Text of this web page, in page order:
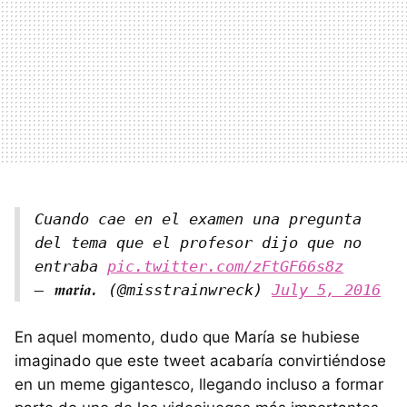
Cuando cae en el examen una pregunta
del tema que el profesor dijo que no
entraba pic.twitter.com/zFtGF66s8z
— 𝖒𝖆𝖗𝖎𝖆. (@misstrainwreck) July 5, 2016
En aquel momento, dudo que María se hubiese
imaginado que este tweet acabaría convirtiéndose
en un meme gigantesco, llegando incluso a formar